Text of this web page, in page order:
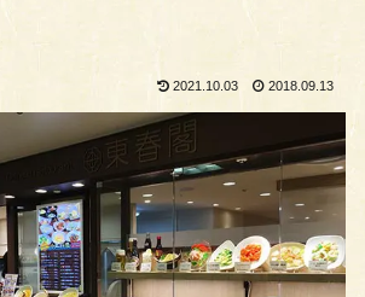
2021.10.03 2018.09.13